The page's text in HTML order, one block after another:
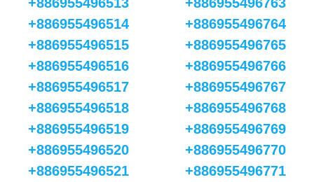
+886955496514
+886955496515
+886955496516
+886955496517
+886955496518
+886955496519
+886955496520
+886955496521
+886955496764
+886955496765
+886955496766
+886955496767
+886955496768
+886955496769
+886955496770
+886955496771